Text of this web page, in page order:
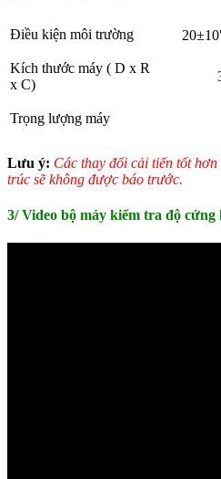
Điều kiện môi trường
Kích thước máy ( D x R
x C)
Trọng lượng máy
Lưu ý: Các thay đổi cải tiến tốt
trúc sẽ không được báo trước.
3/ Video bộ máy kiểm tra độ